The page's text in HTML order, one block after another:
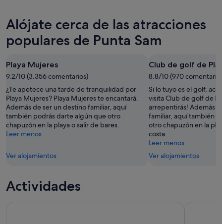
6
-
ago
mañana
la
7
ago
-
8
ago
Sam
para
este
de
semana,
7
ago
-
9
ago
en
Punta
Sam
el
próximo
fin
de
semana,
14
ago
-
ago
Alójate cerca de las atracciones
populares de Punta Sam
Playa Mujeres
9.2/10 (3.356 comentarios)
¿Te apetece una tarde de tranquilidad por
Playa Mujeres? Playa Mujeres te encantará.
Además de ser un destino familiar, aquí
también podrás darte algún que otro
chapuzón en la playa o salir de bares.
Leer menos
Ver alojamientos
Club de golf de
8.8/10 (970
Si lo tuyo es el golf,
visita Club de golf de
arrepentirás! Además
familiar, aquí también
otro chapuzón en la
costa.
Leer menos
Ver alojamientos
Actividades